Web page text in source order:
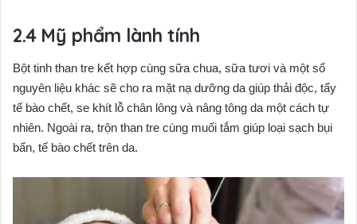
Mỹ phẩm lành tính
Bột tinh than tre kết hợp cùng sữa chua, sữa tươi và một số
nguyên liệu khác sẽ cho ra mặt nạ dưỡng da giúp thải độc, tẩy
tế bào chết, se khít lỗ chân lông và nâng tông da một cách tự
nhiên. Ngoài ra, trộn than tre cùng muối tắm giúp loại sạch bụi
bẩn, tế bào chết trên da.